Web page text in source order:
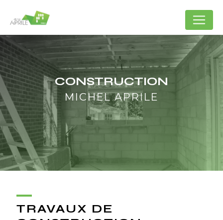
CONSTRUCTION
MICHEL APRILE
TRAVAUX DE